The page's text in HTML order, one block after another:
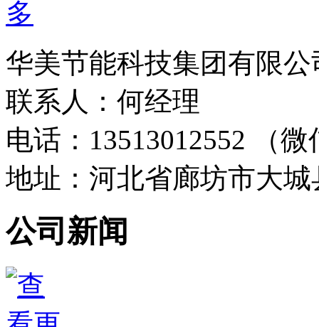
华美节能科技集团有限公
联系人：何经理
电话：13513012552 （
地址：河北省廊坊市大
公司新闻